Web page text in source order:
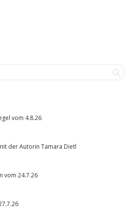
vom 4.8.26
der Autorin Tamara Dietl
vom 24.7.26